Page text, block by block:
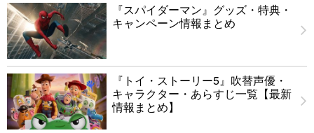
『スパイダーマン』グッズ・特典・
キャンペーン情報まとめ
『トイ・ストーリー5』吹替声優・
キャラクター・あらすじ一覧【最新
情報まとめ】